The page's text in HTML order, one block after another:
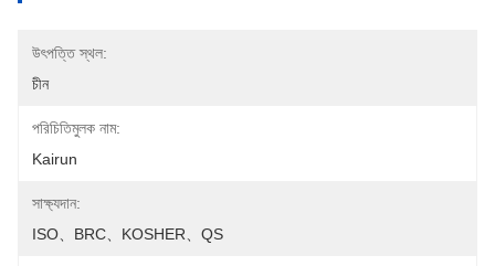
উৎপত্তি স্থল:
চীন
পরিচিতিমুলক নাম:
Kairun
সাক্ষ্যদান:
ISO、BRC、KOSHER、QS